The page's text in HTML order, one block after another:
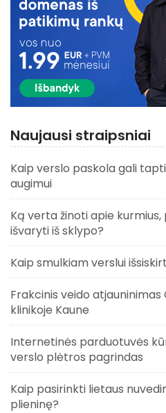
Naujausi straipsniai
Kaip verslo paskola gali
augimui
Ką verta žinoti apie
išvaryti iš sklypo?
Kaip smulkiam verslui
Frakcinis veido
klinikoje Kaune
Internetinės parduotuvės
verslo plėtros pagrindas
Kaip pasirinkti lietaus
plieninę?